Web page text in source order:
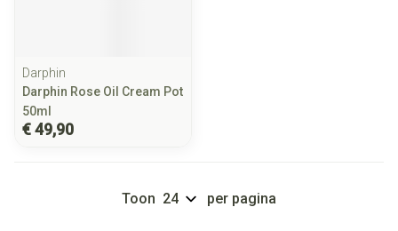
Darphin
Darphin Rose Oil Cream Pot
50ml
€ 49,90
Toon per pagina